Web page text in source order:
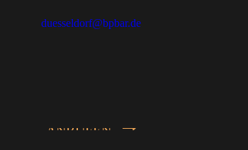
duesseldorf@bpbar.de
ANRUFEN